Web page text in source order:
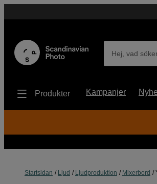
Hej, vad
Produkter Kampanjer
Startsidan Ljud Ljudproduktion Mixerbord